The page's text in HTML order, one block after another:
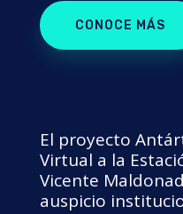
CONOCE MÁS
El proyecto
Virtual a la
Vicente
auspicio